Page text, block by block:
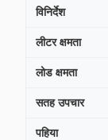
विनिर्देश
लीटर क्षमता
लोड क्षमता
सतह उपचार
पहिया